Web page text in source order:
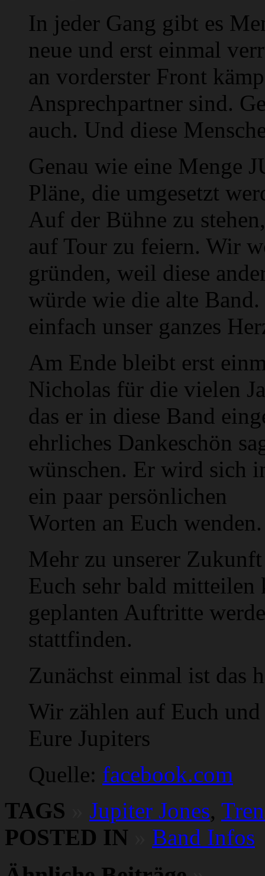
In jeder Gang gibt es
neue und erst einmal
an vorderster Front
Ansprechpartner sind.
auch. Und diese
Genau wie eine Menge
Pläne, die umgesetzt
Auf der Bühne zu
auf Tour zu feiern. Wir
gründen, weil diese
würde wie die alte
einfach unser ganzes
Am Ende bleibt erst
Nicholas für die vielen
das er in diese Band
ehrliches Dankeschön
wünschen. Er wird sich
ein paar persönlichen
Worten an Euch wenden.
Mehr zu unserer
Euch sehr bald
geplanten Auftritte
stattfinden.
Zunächst einmal ist das
Wir zählen auf Euch
Eure Jupiters
Quelle: facebook.com
TAGS
Jupiter Jones,
POSTED IN
Band Infos